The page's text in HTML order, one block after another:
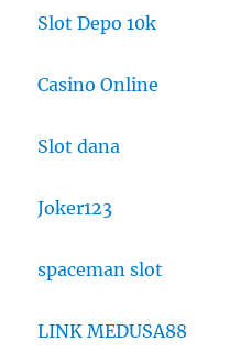
Slot Depo 10k
Casino Online
Slot dana
Joker123
spaceman slot
LINK MEDUSA88